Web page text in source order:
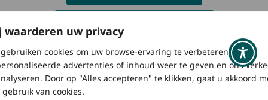
waarderen uw privacy
cookies om uw browse-ervaring te verbeteren,
advertenties of inhoud weer te geven en ons
Door op "Alles accepteren" te klikken, gaat u akkoord
gebruik van cookies.